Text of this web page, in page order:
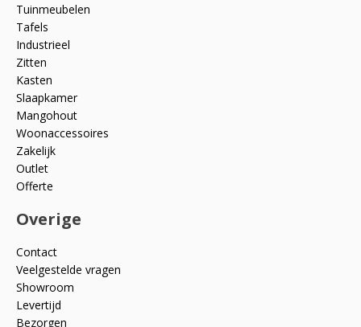
Tuinmeubelen
Tafels
Industrieel
Zitten
Kasten
Slaapkamer
Mangohout
Woonaccessoires
Zakelijk
Outlet
Offerte
Overige
Contact
Veelgestelde vragen
Showroom
Levertijd
Bezorgen